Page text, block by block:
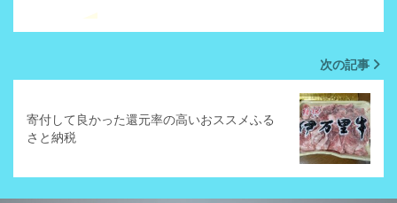
次の記事
寄付して良かった還元率の高いおススメふる
さと納税